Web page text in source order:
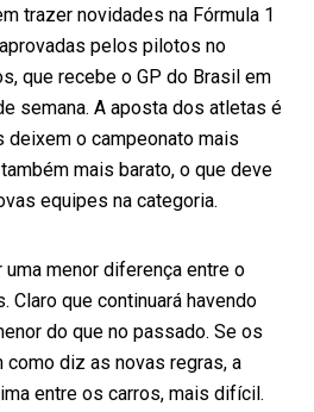
trazer novidades na Fórmula 1
pelos pilotos no
que recebe o GP do Brasil em
semana. A aposta dos atletas é
deixem o campeonato mais
mais barato, o que deve
equipes na categoria.
uma menor diferença entre o
Claro que continuará havendo
do que no passado. Se os
diz as novas regras, a
entre os carros, mais difícil.